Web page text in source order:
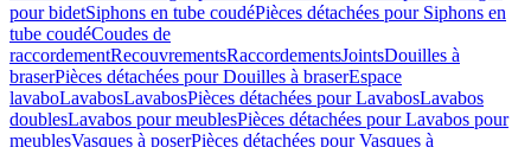
pour bidetSiphons en tube coudéPièces détachées pour Siphons en
tube coudéCoudes de
raccordementRecouvrementsRaccordementsJointsDouilles à
braserPièces détachées pour Douilles à braserEspace
lavaboLavabosLavabosPièces détachées pour LavabosLavabos
doublesLavabos pour meublesPièces détachées pour Lavabos pour
meublesVasques à poserPièces détachées pour Vasques à